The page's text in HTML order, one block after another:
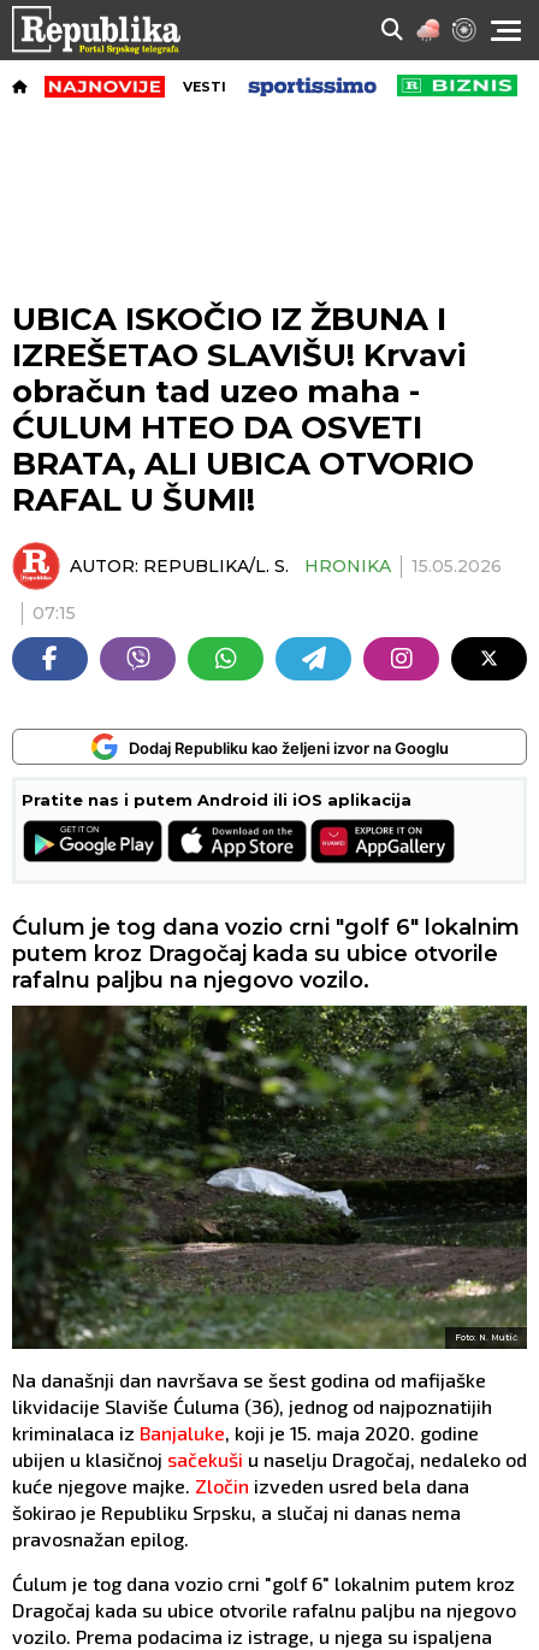
VESTI
UBICA ISKOČIO IZ ŽBUNA I
IZREŠETAO SLAVIŠU! Krvavi
obračun tad uzeo maha -
ĆULUM HTEO DA OSVETI
BRATA, ALI UBICA OTVORIO
RAFAL U ŠUMI!
AUTOR: REPUBLIKA/L. S. HRONIKA 15.05.2026
07:15
Dodaj Republiku kao željeni izvor na Googlu
Pratite nas i putem Android ili iOS aplikacija
Ćulum je tog dana vozio crni "golf 6" lokalnim
putem kroz Dragočaj kada su ubice otvorile
rafalnu paljbu na njegovo vozilo.
Foto: N. Mutić
Na današnji dan navršava se šest godina od mafijaške
likvidacije Slaviše Ćuluma (36), jednog od najpoznatijih
kriminalaca iz Banjaluke, koji je 15. maja 2020. godine
ubijen u klasičnoj sačekuši u naselju Dragočaj, nedaleko od
kuće njegove majke. Zločin izveden usred bela dana
šokirao je Republiku Srpsku, a slučaj ni danas nema
pravosnažan epilog.
Ćulum je tog dana vozio crni "golf 6" lokalnim putem kroz
Dragočaj kada su ubice otvorile rafalnu paljbu na njegovo
vozilo. Prema podacima iz istrage, u njega su ispaljena